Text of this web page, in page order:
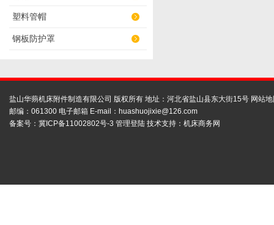
塑料管帽
钢板防护罩
盐山华蒴机床附件制造有限公司 版权所有 地址：河北省盐山县东大街15号 网站
邮编：061300 电子邮箱 E-mail： huashuojixie@126.com
备案号： 冀ICP备11002802号-3 管理登陆 技术支持： 机床商务网